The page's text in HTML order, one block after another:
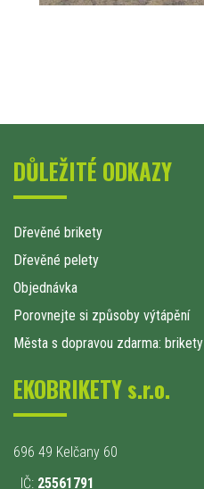
DŮLEŽITÉ ODKAZY
Dřevěné brikety
Dřevěné pelety
Objednávka
Porovnejte si způsoby výtápění
Města s dopravou zdarma: brikety
EKOBRIKETY s.r.o.
696 49 Kelčany 60
IČ: 25561791